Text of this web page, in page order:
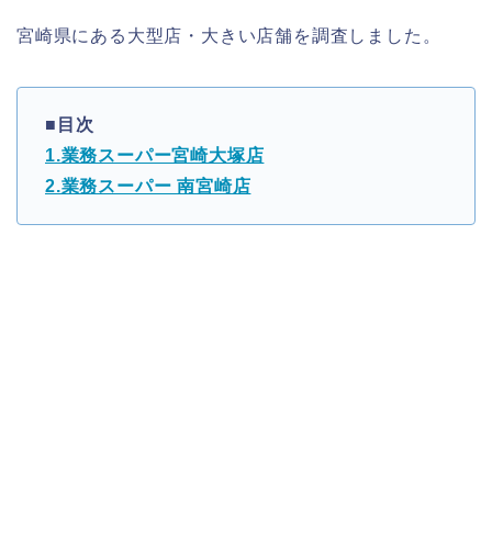
宮崎県にある大型店・大きい店舗を調査しました。
■目次
1.業務スーパー宮崎大塚店
2.業務スーパー 南宮崎店